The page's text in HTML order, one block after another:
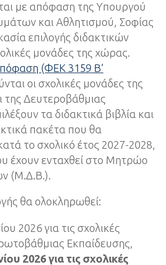
με απόφαση της Υπουργού
και Αθλητισμού, Σοφίας
επιλογής διδακτικών
μονάδες της χώρας.
(ΦΕΚ 3159 Β’
οι σχολικές μονάδες της
Δευτεροβάθμιας
τα διδακτικά βιβλία και
πακέτα που θα
το σχολικό έτος 2027-2028,
έχουν ενταχθεί στο Μητρώο
(Μ.Δ.Β.).
θα ολοκληρωθεί:
2026 για τις σχολικές
Εκπαίδευσης,
2026 για τις σχολικές